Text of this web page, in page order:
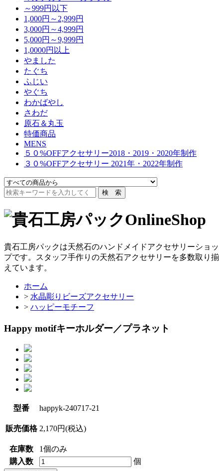
～999円以下
1,000円～2,999円
3,000円～4,999円
5,000円～9,999円
1,0000円以上
やました
たぐち
ふじい
やぐち
わかばやし
さわだ
原石＆丸玉
特価商品
MENS
５０%OFFアクセサリー2018・2019・2020年制作
３０%OFFアクセサリー 2021年・2022年制作
貴石工房パックは天然石のハンドメイドアクセサリーショッ
プです。スタッフ手作りの天然石アクセサリーを多数取り揃
えています。
ホーム
> 水晶彫りビーズアクセサリー
> ハッピーモチーフ
Happy motifキーホルダー／プラネット
型番 happyk-240717-21
販売価格 2,170円(税込)
在庫数
1個のみ
購入数
個